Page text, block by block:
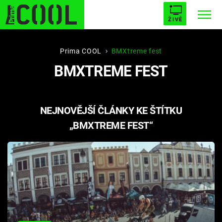
ŽIVĚ
STARHOUSE BUFFY, PŘEMOŽITELKA UPÍRŮ
PLNEJ KOTEL AVENGERS 5
Filmy
Seriály
Hry
Prima COOL BMXtreme fest
BMXTREME FEST
NEJNOVĚJŠÍ ČLÁNKY KE ŠTÍTKU
„BMXTREME FEST“